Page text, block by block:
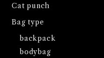
Cat punch
Bag type
backpack
bodybag